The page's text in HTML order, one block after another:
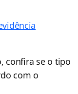
confira se o tipo
com o